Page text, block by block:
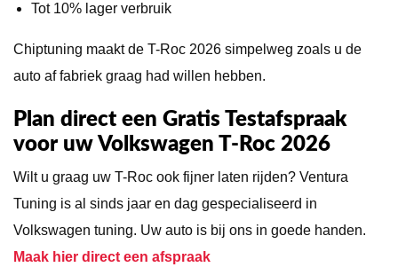
Tot 10% lager verbruik
Chiptuning maakt de T-Roc 2026 simpelweg zoals u de
auto af fabriek graag had willen hebben.
Plan direct een Gratis Testafspraak
voor uw Volkswagen T-Roc 2026
Wilt u graag uw T-Roc ook fijner laten rijden? Ventura
Tuning is al sinds jaar en dag gespecialiseerd in
Volkswagen tuning. Uw auto is bij ons in goede handen.
Maak hier direct een afspraak